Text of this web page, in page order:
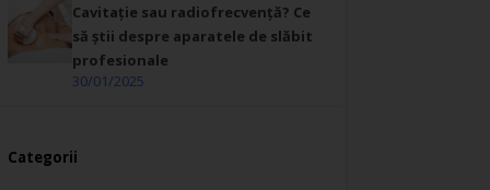
Cavitație sau radiofrecvență? Ce
să știi despre aparatele de slăbit
profesionale
30/01/2025
Categorii